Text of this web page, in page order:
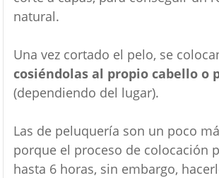
natural.
Una vez cortado el pelo, se
cosiéndolas al propio cabello o
(dependiendo del lugar).
Las de peluquería son un poco
porque el proceso de colocación
hasta 6 horas, sin embargo,